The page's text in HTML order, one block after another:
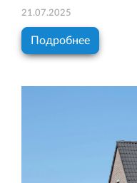
21.07.2025
Подробнее